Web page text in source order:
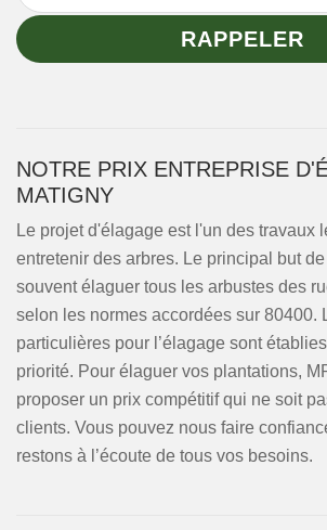
NOTRE PRIX ENTREPRISE
MATIGNY
Le projet d'élagage est l'un des travaux
entretenir des arbres. Le principal but de
souvent élaguer tous les arbustes des
selon les normes accordées sur 80400.
particulières pour l’élagage sont
priorité. Pour élaguer vos plantations,
proposer un prix compétitif qui ne soit
clients. Vous pouvez nous faire
restons à l’écoute de tous vos besoins.